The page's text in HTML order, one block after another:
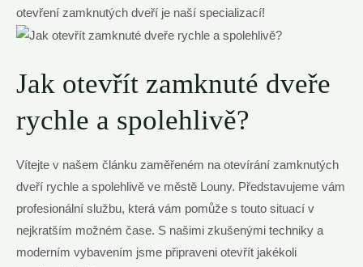
otevření zamknutých dveří je naší specializací!
Jak otevřít zamknuté dveře
rychle a spolehlivě?
Vítejte v našem článku zaměřeném na otevírání zamknutých
dveří rychle a spolehlivě ve městě Louny. Představujeme vám
profesionální službu, která vám pomůže s touto situací v
nejkratším možném čase. S našimi zkušenými techniky a
moderním vybavením jsme připraveni otevřít jakékoli